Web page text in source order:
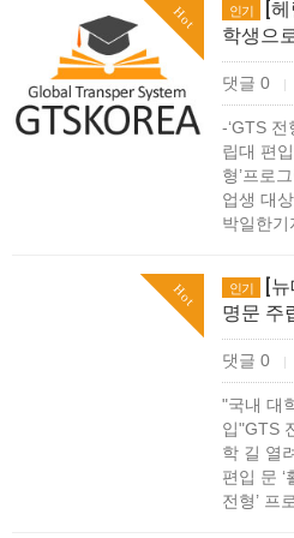
Hot 인기
[
학생으
댓글 0 |
-‘GTS
립대 편
형’프로
업생 대
박일한
Hot 인기
[
명문 주
댓글 0 |
"국내 대
입"GTS
학 길 열
편입 문 ‘
전형’ 프